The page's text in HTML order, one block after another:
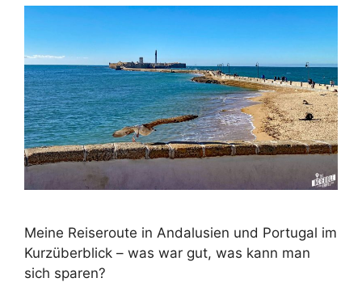
Meine Reiseroute in Andalusien und Portugal im
Kurzüberblick – was war gut, was kann man
sich sparen?